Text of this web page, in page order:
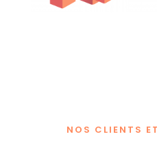
NOS CLIENTS